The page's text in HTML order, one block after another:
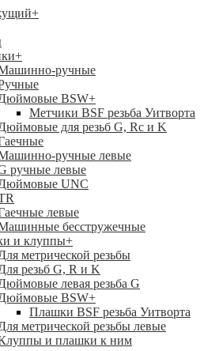
+
+
ручные
BSW+
Метчики BSF резьба Уитворта
для резьб G, Rc и K
ручные левые
ручные левые
UNC
левые
бесстружечные
и клуппы+
метрической резьбы
резьб G, R и K
левая резьба G
BSW+
Плашки BSF резьба Уитворта
метрической резьбы левые
и плашки к ним